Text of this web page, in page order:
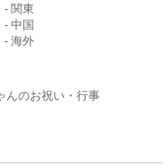
関東
中国
海外
んのお祝い・行事